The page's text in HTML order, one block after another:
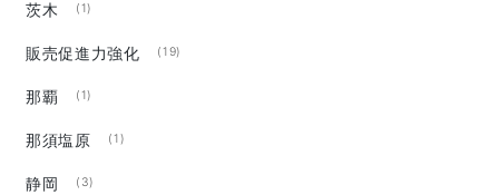
茨木 (1)
販売促進力強化 (19)
那覇 (1)
那須塩原 (1)
静岡 (3)